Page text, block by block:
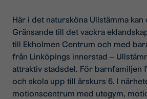
Här i det natursköna Ullstämma kan
Gränsande till det vackra
till Ekholmen Centrum och med
från Linköpings innerstad –
attraktiv stadsdel. För barnfamiljen
och skola upp till årskurs 6. I
motionscentrum med utegym,